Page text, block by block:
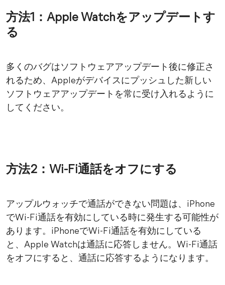
方法1：Apple Watchをアップデートす
る
多くのバグはソフトウェアアップデート後に修正さ
れるため、Appleがデバイスにプッシュした新しい
ソフトウェアアップデートを常に受け入れるように
してください。
方法2：Wi-Fi通話をオフにする
アップルウォッチで通話ができない問題は、iPhone
でWi-Fi通話を有効にしている時に発生する可能性が
あります。iPhoneでWi-Fi通話を有効にしている
と、Apple Watchは通話に応答しません。Wi-Fi通話
をオフにすると、通話に応答するようになります。